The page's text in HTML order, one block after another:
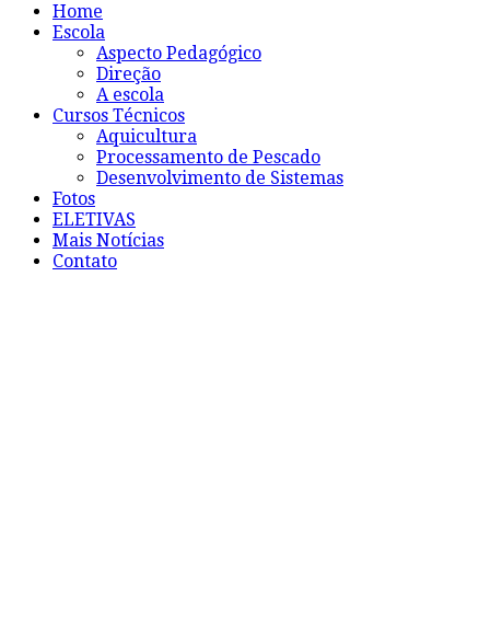
Home
Escola
Aspecto Pedagógico
Direção
A escola
Cursos Técnicos
Aquicultura
Processamento de Pescado
Desenvolvimento de Sistemas
Fotos
ELETIVAS
Mais Notícias
Contato